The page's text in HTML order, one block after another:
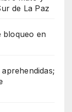
de La Paz
bloqueo en